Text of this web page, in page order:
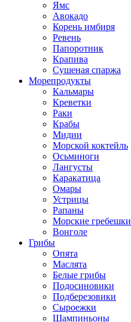
Ямс
Авокадо
Корень имбиря
Ревень
Папоротник
Крапива
Сушеная спаржа
Морепродукты
Кальмары
Креветки
Раки
Крабы
Мидии
Морской коктейль
Осьминоги
Лангусты
Каракатица
Омары
Устрицы
Рапаны
Морские гребешки
Вонголе
Грибы
Опята
Маслята
Белые грибы
Подосиновики
Подберезовики
Сыроежки
Шампиньоны